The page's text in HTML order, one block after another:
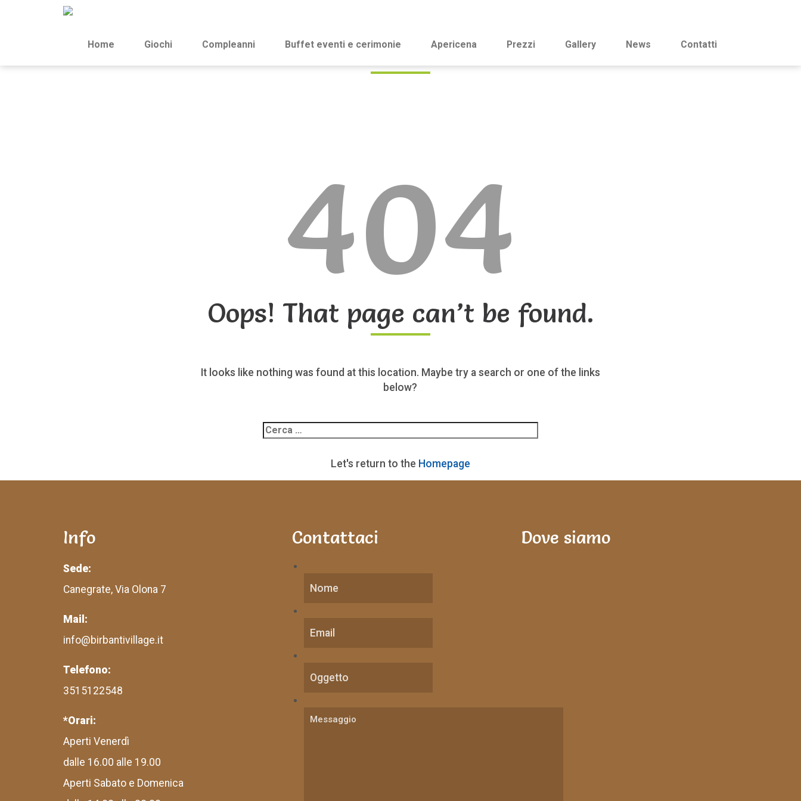
Home Giochi Compleanni Buffet eventi e cerimonie Apericena Prezzi Gallery News Contatti
404
Oops! That page can’t be found.
It looks like nothing was found at this location. Maybe try a search or one of the links
below?
per:
Let's return to the Homepage
Info
Sede:
Canegrate, Via Olona 7
Mail:
info@birbantivillage.it
Telefono:
3515122548
*Orari:
Aperti Venerdì
dalle 16.00 alle 19.00
Aperti Sabato e Domenica
Contattaci Dove siamo